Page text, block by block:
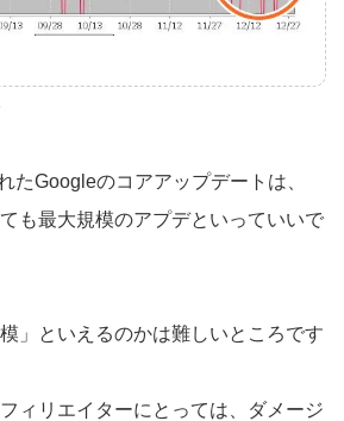
たGoogleのコアアップデートは、
も最大規模のアプデといっていいで
」といえるのかは難しいところです
ィリエイターにとっては、ダメージ